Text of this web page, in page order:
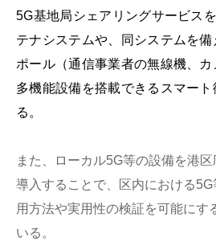
5G基地局シェアリングサービス
テナシステムや、同システムを
ポール（通信事業者の無線機、
多機能設備を搭載できるスマー
る。
また、ローカル5G等の設備を港
導入することで、区内における
用方法や実用性の検証を可能にす
いる。